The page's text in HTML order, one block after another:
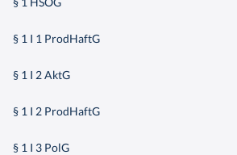
§ 1 I 1 ProdHaftG
§ 1 I 2 AktG
§ 1 I 2 ProdHaftG
§ 1 I 3 PolG